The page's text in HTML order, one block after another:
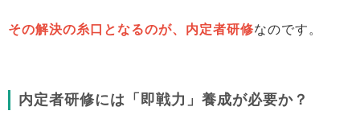
その解決の糸口となるのが、内定者研修なのです。
内定者研修には「即戦力」養成が必要か？